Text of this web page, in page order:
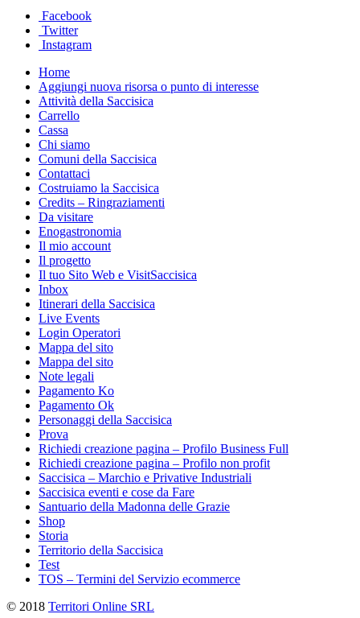
Facebook
Twitter
Instagram
Home
Aggiungi nuova risorsa o punto di interesse
Attività della Saccisica
Carrello
Cassa
Chi siamo
Comuni della Saccisica
Contattaci
Costruiamo la Saccisica
Credits – Ringraziamenti
Da visitare
Enogastronomia
Il mio account
Il progetto
Il tuo Sito Web e VisitSaccisica
Inbox
Itinerari della Saccisica
Live Events
Login Operatori
Mappa del sito
Mappa del sito
Note legali
Pagamento Ko
Pagamento Ok
Personaggi della Saccisica
Prova
Richiedi creazione pagina – Profilo Business Full
Richiedi creazione pagina – Profilo non profit
Saccisica – Marchio e Privative Industriali
Saccisica eventi e cose da Fare
Santuario della Madonna delle Grazie
Shop
Storia
Territorio della Saccisica
Test
TOS – Termini del Servizio ecommerce
© 2018 Territori Online SRL